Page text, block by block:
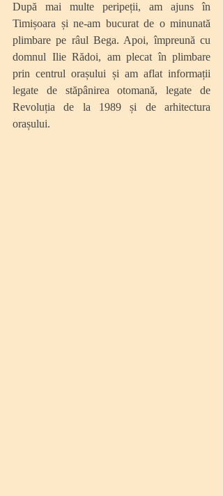
După mai multe peripeții, am ajuns în
Timișoara și ne-am bucurat de o minunată
plimbare pe râul Bega. Apoi, împreună cu
domnul Ilie Rădoi, am plecat în plimbare
prin centrul orașului și am aflat informații
legate de stăpânirea otomană, legate de
Revoluția de la 1989 și de arhitectura
orașului.